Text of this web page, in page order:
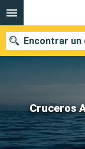
Cruceros
Encontrar un
Nuestros
Fecha de salida